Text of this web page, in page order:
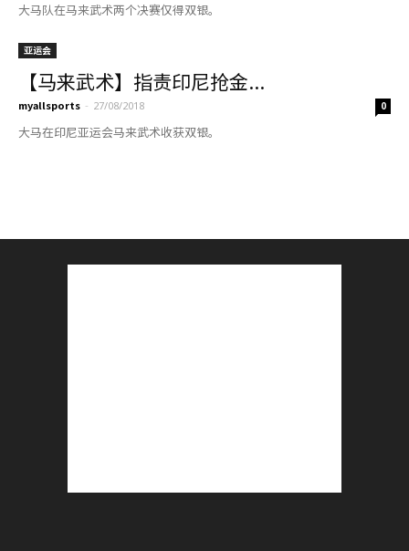
大马队在马来武术两个决赛仅得双银。
亚运会
【马来武术】指责印尼抢金...
myallsports - 27/08/2018 0
大马在印尼亚运会马来武术收获双银。